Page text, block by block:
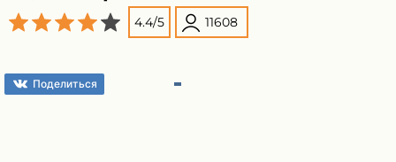
4.4/5 11608
Поделиться